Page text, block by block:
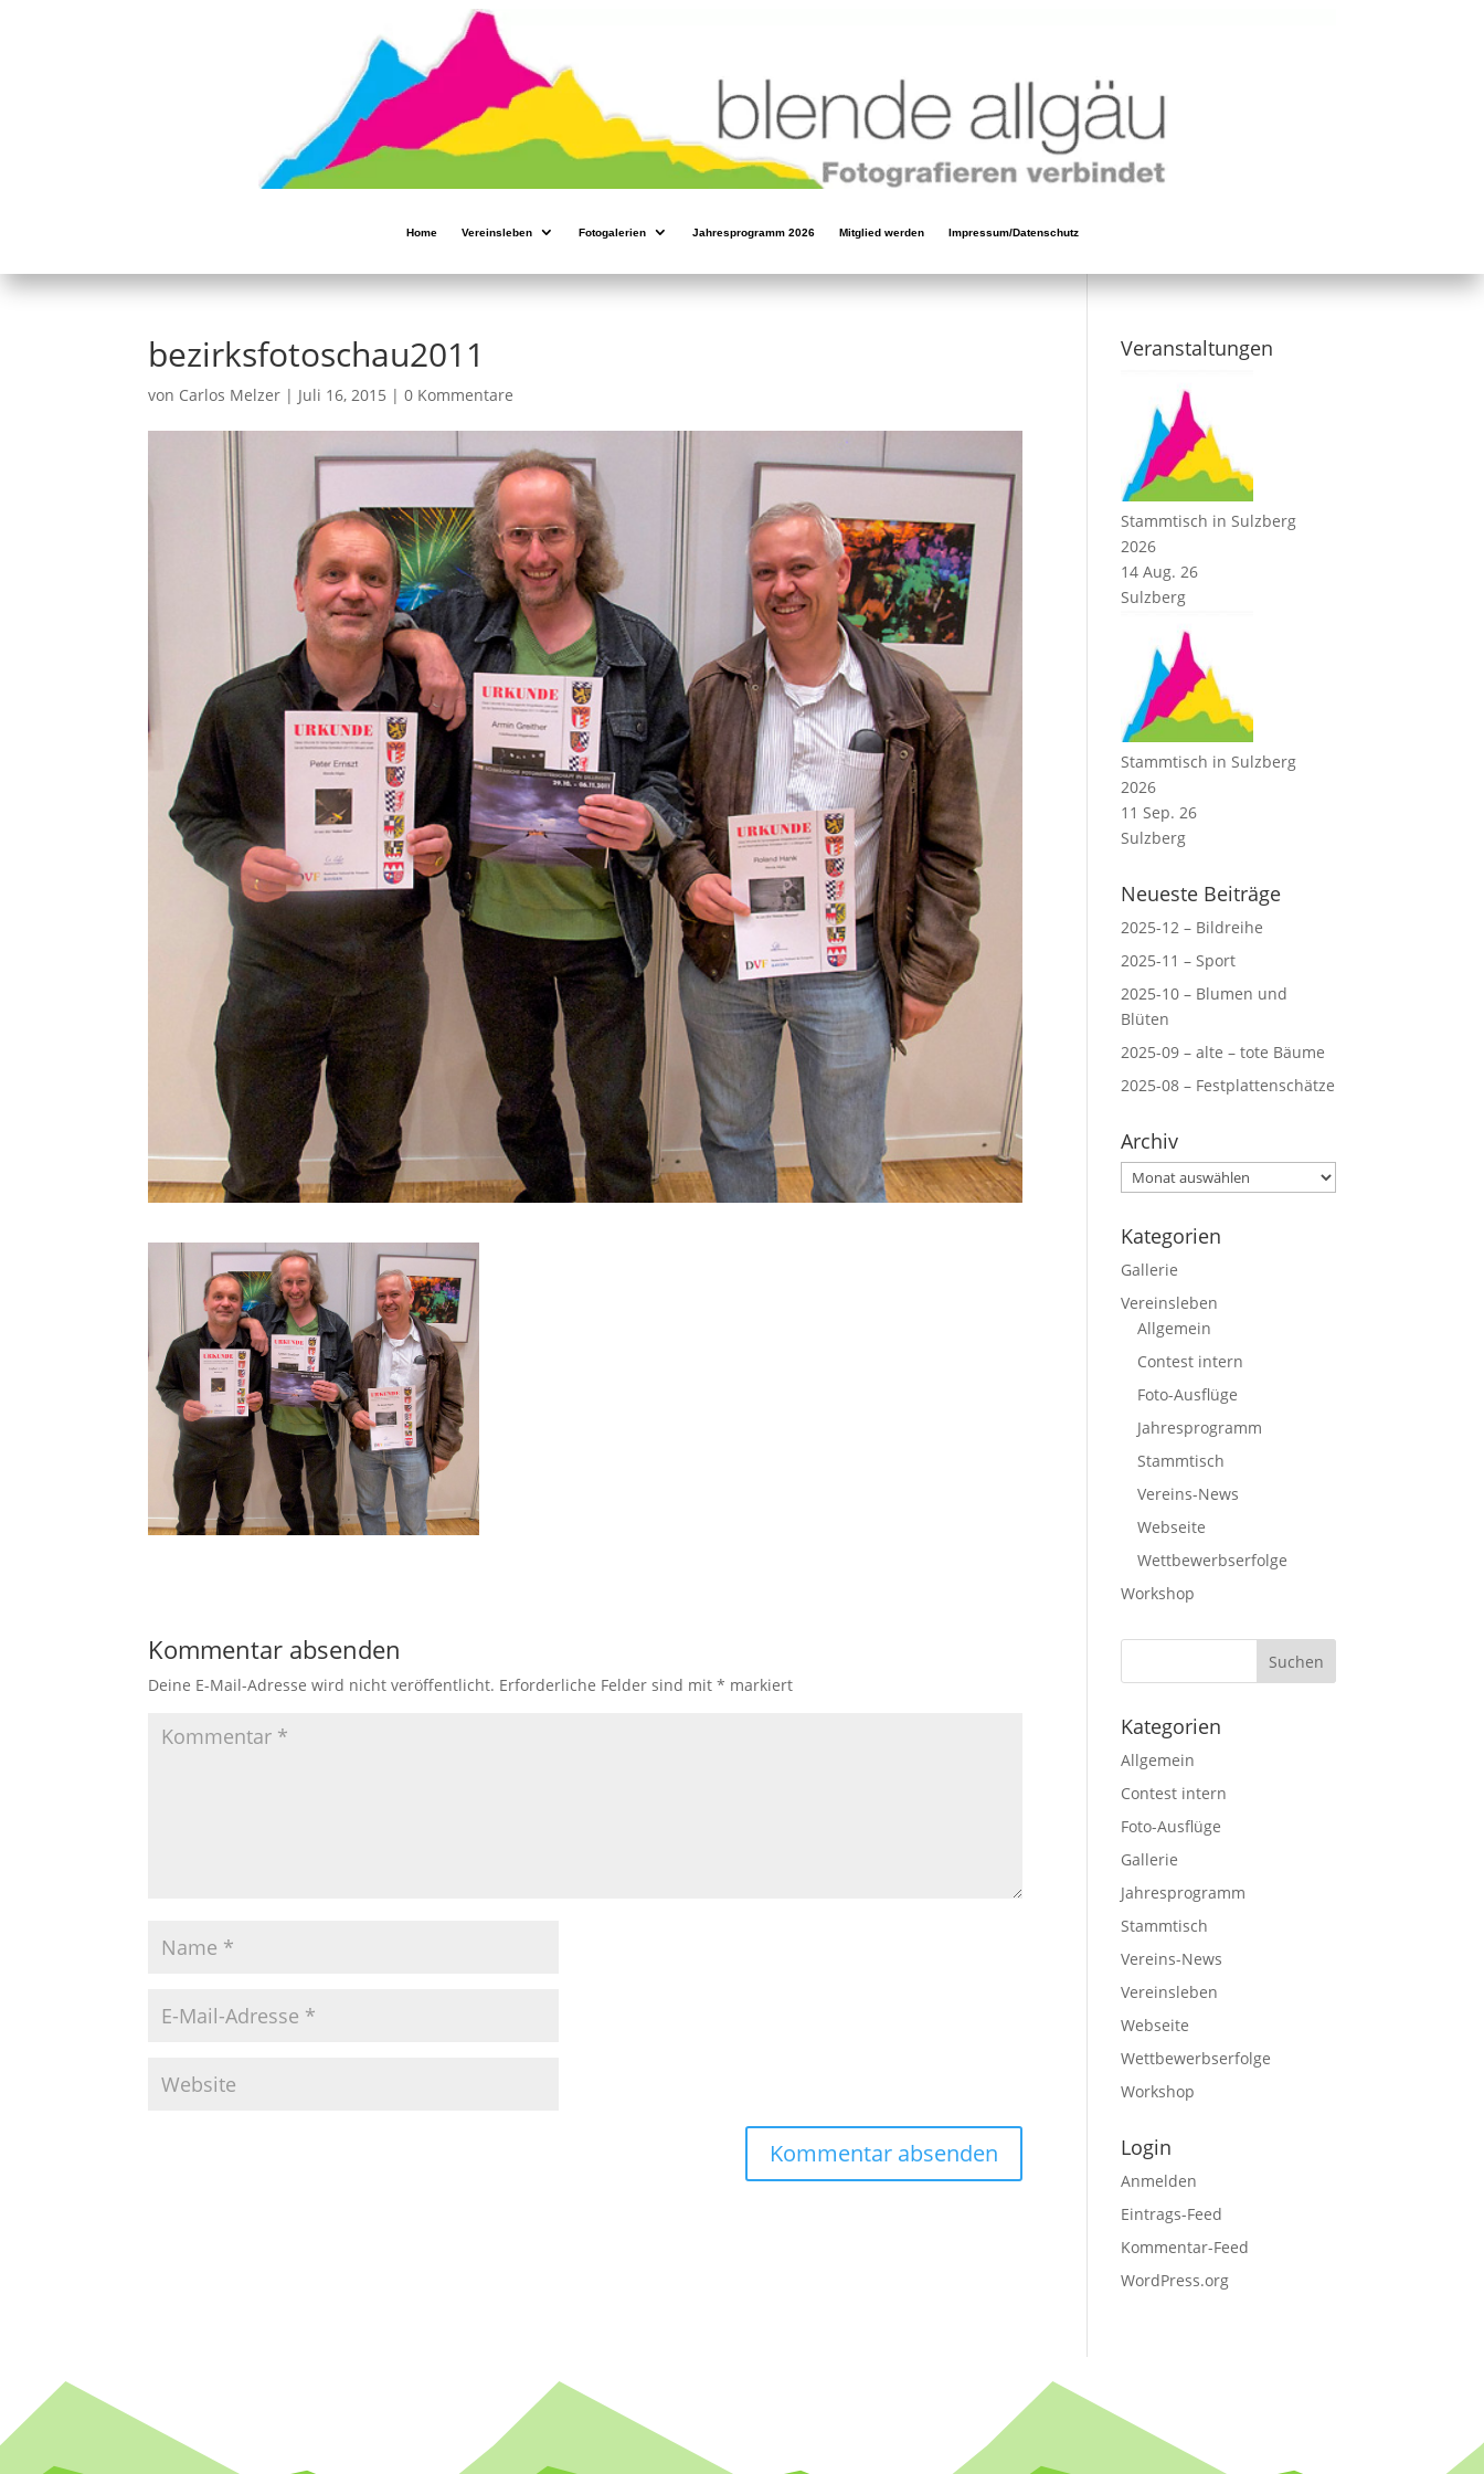
Home Vereinsleben Fotogalerien Jahresprogramm 2026 Mitglied werden Impressum/Datenschutz
bezirksfotoschau2011
von Carlos Melzer | Juli 16, 2015 |0 Kommentare
Kommentar absenden
Deine E-Mail-Adresse wird nicht veröffentlicht. Erforderliche Felder sind mit* markiert
Veranstaltungen
Stammtisch in Sulzberg
2026
14 Aug. 26
Sulzberg
Stammtisch in Sulzberg
2026
11 Sep. 26
Sulzberg
Neueste Beiträge
2025-12 – Bildreihe
2025-11 – Sport
2025-10 – Blumen und
Blüten
2025-09 – alte – tote Bäume
2025-08 – Festplattenschätze
Archiv
Archiv
Kategorien
Gallerie
Vereinsleben
Allgemein
Contest intern
Foto-Ausflüge
Jahresprogramm
Stammtisch
Vereins-News
Webseite
Wettbewerbserfolge
Workshop
Kategorien
Allgemein
Contest intern
Foto-Ausflüge
Gallerie
Jahresprogramm
Stammtisch
Vereins-News
Vereinsleben
Webseite
Wettbewerbserfolge
Workshop
Login
Anmelden
Eintrags-Feed
Kommentar-Feed
WordPress.org